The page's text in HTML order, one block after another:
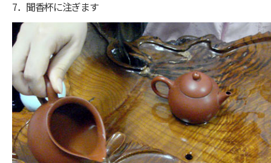
7．聞香杯に注ぎます